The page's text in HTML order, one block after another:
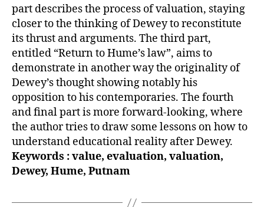
part describes the process of valuation, staying
closer to the thinking of Dewey to reconstitute
its thrust and arguments. The third part,
entitled “Return to Hume’s law”, aims to
demonstrate in another way the originality of
Dewey’s thought showing notably his
opposition to his contemporaries. The fourth
and final part is more forward-looking, where
the author tries to draw some lessons on how to
understand educational reality after Dewey.
Keywords : value, evaluation, valuation,
Dewey, Hume, Putnam